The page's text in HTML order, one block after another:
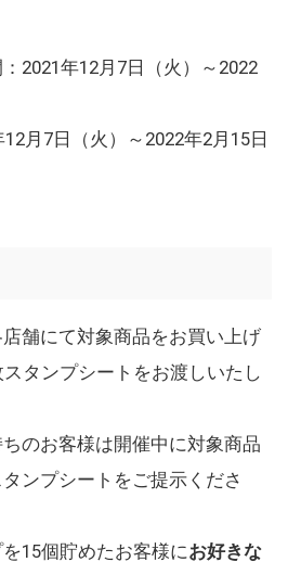
2021年12月7日（火）～2022
月7日（火）～2022年2月15日
舗にて対象商品をお買い上げ
タンプシートをお渡しいたし
のお客様は開催中に対象商品
ンプシートをご提示くださ
15個貯めたお客様にお好きな